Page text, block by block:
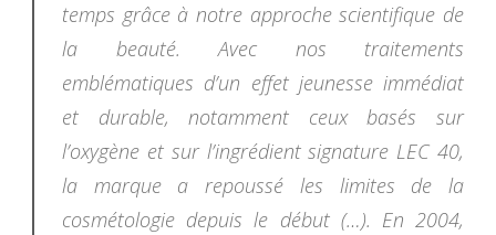
temps grâce à notre approche scientifique de
la beauté. Avec nos traitements
emblématiques d’un effet jeunesse immédiat
et durable, notamment ceux basés sur
l’oxygène et sur l’ingrédient signature LEC 40,
la marque a repoussé les limites de la
cosmétologie depuis le début (…). En 2004,